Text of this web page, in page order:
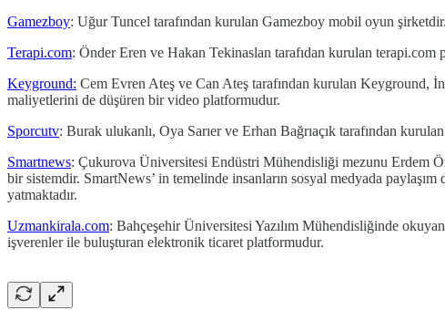
Gamezboy: Uğur Tuncel tarafından kurulan Gamezboy mobil oyun
Terapi.com: Önder Eren ve Hakan Tekinaslan tarafıdan kurulan
Keyground: Cem Evren Ateş ve Can Ateş tarafından kurulan Keyground,
maliyetlerini de düşüren bir video platformudur.
Sporcutv: Burak ulukanlı, Oya Sarıer ve Erhan Bağrıaçık tarafından
Smartnews: Çukurova Üniversitesi Endüstri Mühendisliği mezunu Erdem
bir sistemdir. SmartNews’ in temelinde insanların sosyal medyada
yatmaktadır.
Uzmankirala.com: Bahçeşehir Üniversitesi Yazılım Mühendisliğinde
işverenler ile buluşturan elektronik ticaret platformudur.